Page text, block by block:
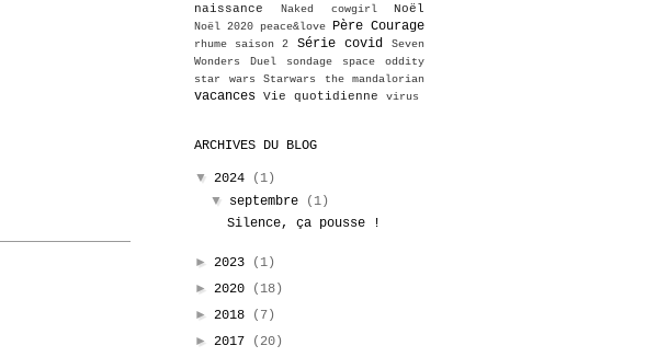
naissance Naked cowgirl Noël
Noël 2020 peace&love Père Courage
rhume saison 2 Série covid
Seven
Wonders Duel
sondage
space oddity
star wars
Starwars the mandalorian
vacances Vie quotidienne virus
ARCHIVES DU BLOG
▼ 2024
(1)
▼ septembre
(1)
Silence, ça pousse !
► 2023
(1)
► 2020
(18)
► 2018
(7)
► 2017
(20)